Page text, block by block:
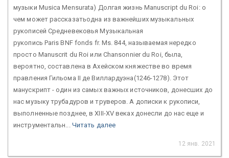
музыки Musica Mensurata) Долгая жизнь Manuscript du Roi: о
чем может рассказатьодна из важнейших музыкальных
рукописей Средневековья Музыкальная
рукопись Paris BNF fonds fr. Ms. 844, называемая нередко
просто Manuscrit du Roi или Chansonnier du Roi, была,
вероятно, составлена в Ахейском княжестве во время
правления Гильома II де Виллардуэна(1246-1278). Этот
манускрипт - один из самых важных источников, донесших до
нас музыку трубадуров и труверов. А дописки к рукописи,
выполненные позднее, в XIII-XV веках донесли до нас еще и
инструментальн... Читать далее
12 янв. 2021